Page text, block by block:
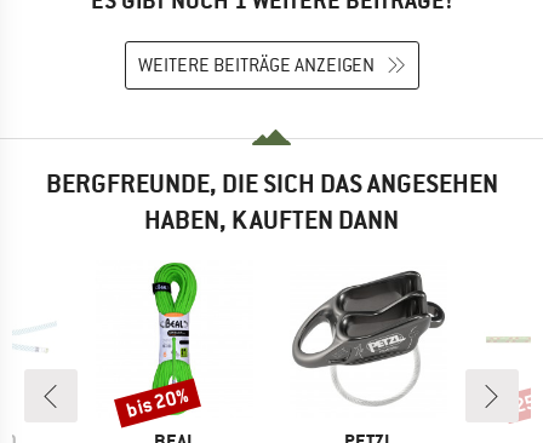
WEITERE BEITRÄGE ANZEIGEN
BERGFREUNDE, DIE SICH DAS ANGESEHEN
HABEN, KAUFTEN DANN
Rabatt
bis 20%